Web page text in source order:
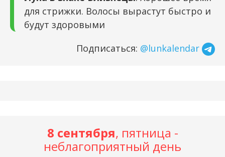
для стрижки. Волосы вырастут быстро и
будут здоровыми
Подписаться: @lunkalendar
8 сентября, пятница -
неблагоприятный день